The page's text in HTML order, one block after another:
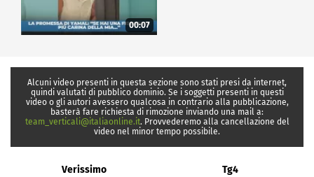
00:07
Alcuni video presenti in questa sezione sono stati presi da internet,
quindi valutati di pubblico dominio. Se i soggetti presenti in questi
video o gli autori avessero qualcosa in contrario alla pubblicazione,
basterà fare richiesta di rimozione inviando una mail a:
team_verticali@italiaonline.it. Provvederemo alla cancellazione del
video nel minor tempo possibile.
Verissimo Tg4